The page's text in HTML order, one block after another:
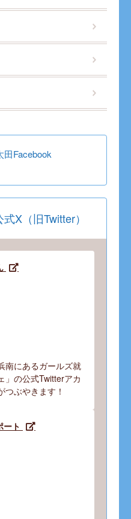
田Facebook
X（旧Twitter）
南にあるガールズ就
」の公式Twitterアカ
つぶやきます！
ート